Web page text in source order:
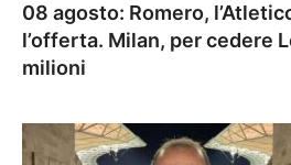
08 agosto: Romero,
l’offerta. Milan, per cedere
milioni